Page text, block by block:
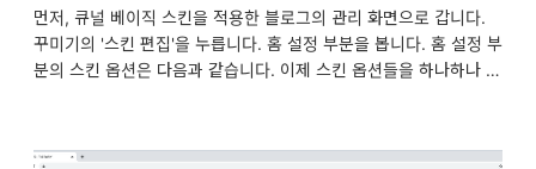
먼저, 큐널 베이직 스킨을 적용한 블로그의 관리 화면으로 갑니다.
꾸미기의 '스킨 편집'을 누릅니다. 홈 설정 부분을 봅니다. 홈 설정 부
분의 스킨 옵션은 다음과 같습니다. 이제 스킨 옵션들을 하나하나 설
러주세요. 홈 화면 글 수 홈 화면 글 수를 쓰면 홈 화면에 보여줄 글